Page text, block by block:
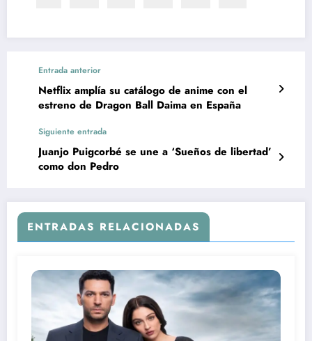
Entrada anterior
Netflix amplía su catálogo de anime con el
estreno de Dragon Ball Daima en España
Siguiente entrada
Juanjo Puigcorbé se une a ‘Sueños de libertad’
como don Pedro
ENTRADAS RELACIONADAS